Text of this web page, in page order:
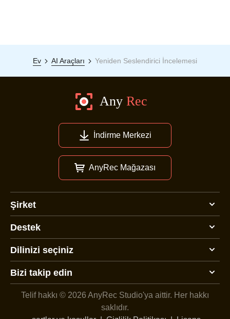
Ev AI Araçları Yeniden Seslendirici İncelemesi
İndirme Merkezi
AnyRec Mağazası
Şirket
Destek
Dilinizi seçiniz
Bizi takip edin
Telif hakkı © 2026 AnyRec Studio'ya aittir. Her hakkı
saklıdır.